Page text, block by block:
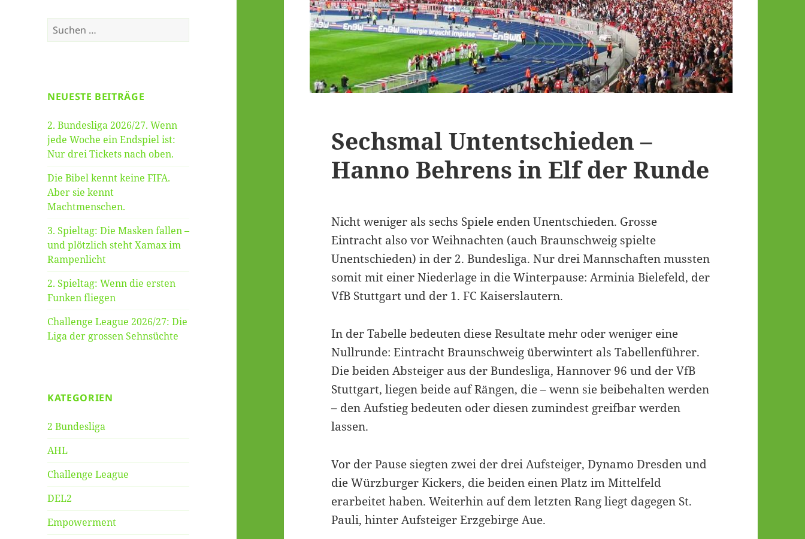
Suche
nach:
NEUESTE BEITRÄGE
2. Bundesliga 2026/27. Wenn
jede Woche ein Endspiel ist:
Nur drei Tickets nach oben.
Die Bibel kennt keine FIFA.
Aber sie kennt
Machtmenschen.
3. Spieltag: Die Masken fallen –
und plötzlich steht Xamax im
Rampenlicht
2. Spieltag: Wenn die ersten
Funken fliegen
Challenge League 2026/27: Die
Liga der grossen Sehnsüchte
KATEGORIEN
2 Bundesliga
AHL
Challenge League
DEL2
Empowerment
Sechsmal Untentschieden –
Hanno Behrens in Elf der Runde
Nicht weniger als sechs Spiele enden Unentschieden. Grosse
Eintracht also vor Weihnachten (auch Braunschweig spielte
Unentschieden) in der 2. Bundesliga. Nur drei Mannschaften mussten
somit mit einer Niederlage in die Winterpause: Arminia Bielefeld, der
VfB Stuttgart und der 1. FC Kaiserslautern.
In der Tabelle bedeuten diese Resultate mehr oder weniger eine
Nullrunde: Eintracht Braunschweig überwintert als Tabellenführer.
Die beiden Absteiger aus der Bundesliga, Hannover 96 und der VfB
Stuttgart, liegen beide auf Rängen, die – wenn sie beibehalten werden
– den Aufstieg bedeuten oder diesen zumindest greifbar werden
lassen.
Vor der Pause siegten zwei der drei Aufsteiger, Dynamo Dresden und
die Würzburger Kickers, die beiden einen Platz im Mittelfeld
erarbeitet haben. Weiterhin auf dem letzten Rang liegt dagegen St.
Pauli, hinter Aufsteiger Erzgebirge Aue.